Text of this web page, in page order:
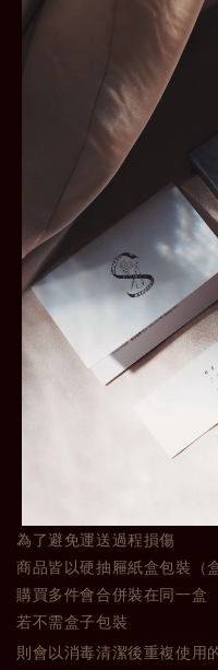
為了避免運送過程損傷
商品皆以硬抽屜紙盒包裝（
購買多件會合併裝在同一盒
若不需盒子包裝
則會以消毒清潔後重複使用